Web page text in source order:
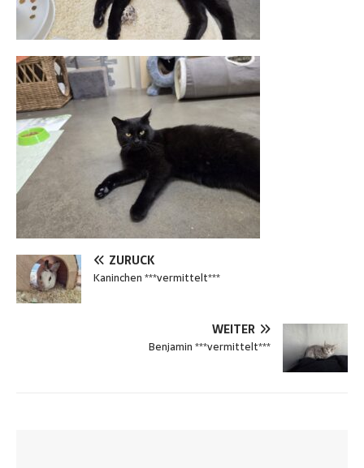
ZURÜCK
Kaninchen ***vermittelt***
WEITER
Benjamin ***vermittelt***